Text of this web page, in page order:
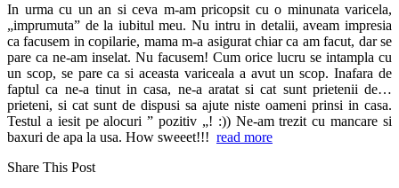
In urma cu un an si ceva m-am pricopsit cu o minunata varicela,
„imprumuta” de la iubitul meu. Nu intru in detalii, aveam impresia
ca facusem in copilarie, mama m-a asigurat chiar ca am facut, dar se
pare ca ne-am inselat. Nu facusem! Cum orice lucru se intampla cu
un scop, se pare ca si aceasta variceala a avut un scop. Inafara de
faptul ca ne-a tinut in casa, ne-a aratat si cat sunt prietenii de…
prieteni, si cat sunt de dispusi sa ajute niste oameni prinsi in casa.
Testul a iesit pe alocuri ” pozitiv „! :)) Ne-am trezit cu mancare si
baxuri de apa la usa. How sweeet!!! read more
Share This Post